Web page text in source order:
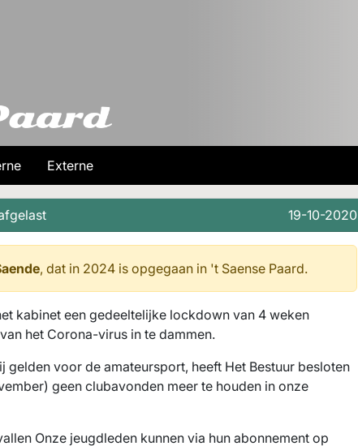
Externe
19-10-2020
, dat in 2024 is opgegaan in 't Saense Paard.
kabinet een gedeeltelijke lockdown van 4 weken
het Corona-virus in te dammen.
gelden voor de amateursport, heeft Het Bestuur besloten
geen clubavonden meer te houden in onze
Onze jeugdleden kunnen via hun abonnement op